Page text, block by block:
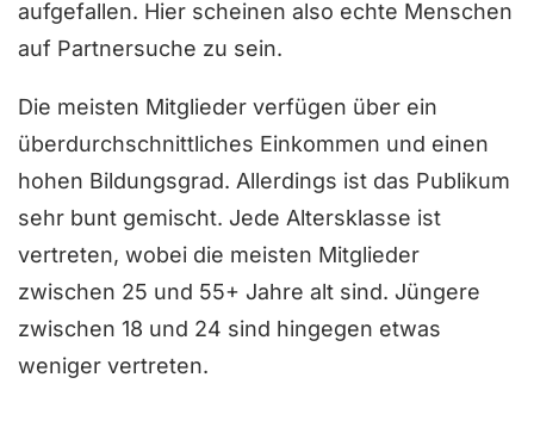
aufgefallen. Hier scheinen also echte Menschen
auf Partnersuche zu sein.
Die meisten Mitglieder verfügen über ein
überdurchschnittliches Einkommen und einen
hohen Bildungsgrad. Allerdings ist das Publikum
sehr bunt gemischt. Jede Altersklasse ist
vertreten, wobei die meisten Mitglieder
zwischen 25 und 55+ Jahre alt sind. Jüngere
zwischen 18 und 24 sind hingegen etwas
weniger vertreten.